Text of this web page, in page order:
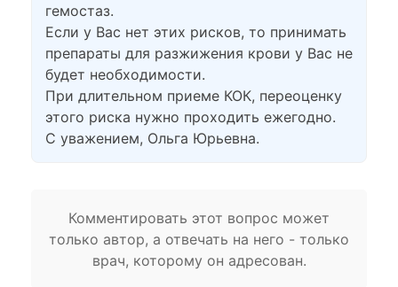
гемостаз.
Если у Вас нет этих рисков, то принимать
препараты для разжижения крови у Вас не
будет необходимости.
При длительном приеме КОК, переоценку
этого риска нужно проходить ежегодно.
С уважением, Ольга Юрьевна.
Комментировать этот вопрос может
только автор, а отвечать на него - только
врач, которому он адресован.